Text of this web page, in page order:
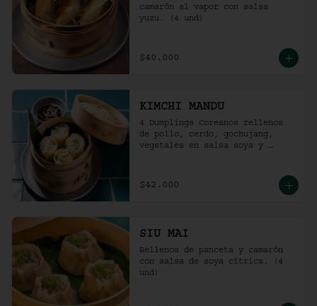
camarón al vapor con salsa
yuzu. (4 und)
$40.000
KIMCHI MANDU
4 Dumplings Coreanos rellenos
de pollo, cerdo, gochujang,
vegetales en salsa soya y
$42.000
SIU MAI
Rellenos de panceta y camarón
con salsa de soya cítrica. (4
und)